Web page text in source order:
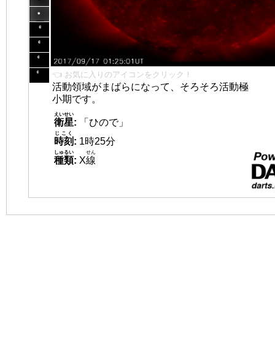
👈 お気に入りのアイコンをクリック！
活動領域がまばらになって、そろそろ活動極
小期です。
衛星
えいせい
:
「ひので」
時刻
じこく
: 1時25分
種類
しゅるい
: X線
せん